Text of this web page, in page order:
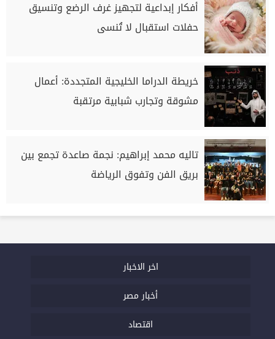
أفكار إبداعية لتجهيز غرف الرضع وتنسيق
حفلات استقبال لا تُنسى
خريطة الدراما الخليجية المتجددة: أعمال
مشوقة وتجارب شبابية مرتقبة
تاليه محمد إبراهيم: نجمة صاعدة تجمع بين
بريق الفن وتفوق الرياضة
اخر الاخبار
أخبار مصر
اقتصاد